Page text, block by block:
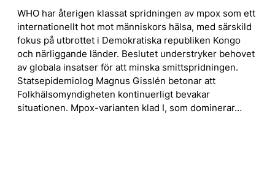
WHO har återigen klassat spridningen av mpox som ett
internationellt hot mot människors hälsa, med särskild
fokus på utbrottet i Demokratiska republiken Kongo
och närliggande länder. Beslutet understryker behovet
av globala insatser för att minska smittspridningen.
Statsepidemiolog Magnus Gisslén betonar att
Folkhälsomyndigheten kontinuerligt bevakar
situationen. Mpox-varianten klad I, som dominerar…